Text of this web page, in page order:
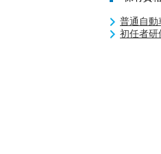
普通自動
初任者研